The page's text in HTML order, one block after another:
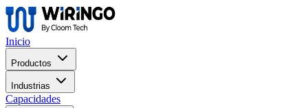
Inicio
Productos
Industrias
Capacidades